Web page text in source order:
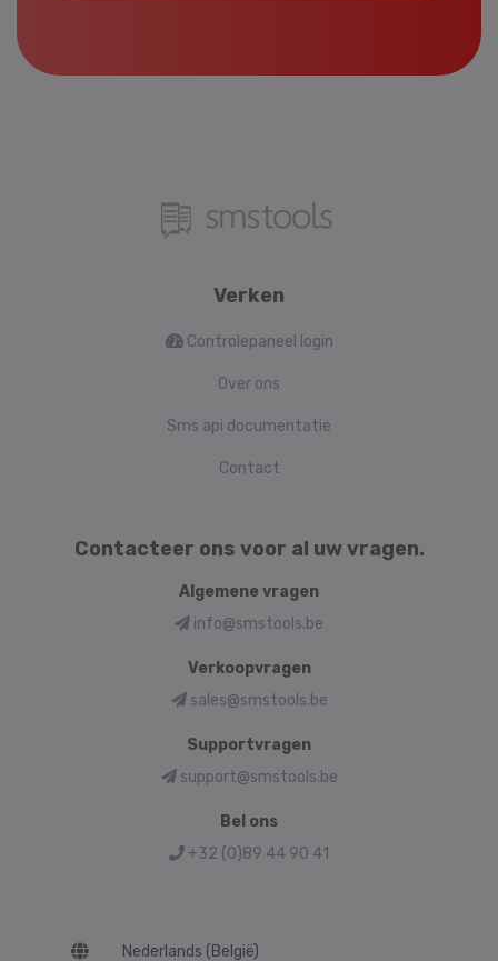
Verken
Controlepaneel login
Over ons
Sms api documentatie
Contact
Contacteer ons voor al uw vragen.
Algemene vragen
info@smstools.be
Verkoopvragen
sales@smstools.be
Supportvragen
support@smstools.be
Bel ons
+32 (0)89 44 90 41